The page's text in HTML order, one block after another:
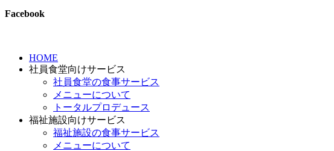
Facebook
HOME
社員食堂向けサービス
社員食堂の食事サービス
メニューについて
トータルプロデュース
福祉施設向けサービス
福祉施設の食事サービス
メニューについて